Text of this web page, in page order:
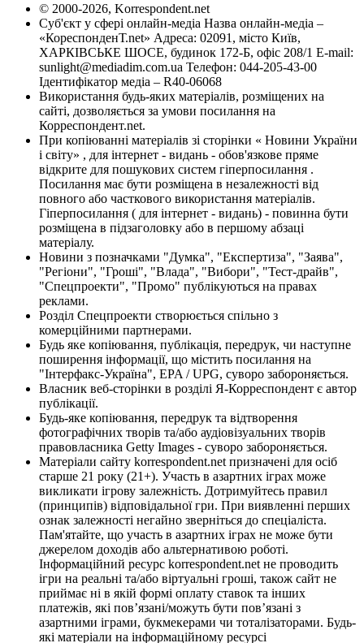
© 2000-2026, Korrespondent.net
Суб'єкт у сфері онлайн-медіа Назва онлайн-медіа –
«КореспонденТ.net» Адреса: 02091, місто Київ,
ХАРКІВСЬКЕ ШОСЕ, будинок 172-Б, офіс 208/1 E-mail:
sunlight@mediadim.com.ua Телефон: 044-205-43-00
Ідентифікатор медіа – R40-06068
Використання будь-яких матеріалів, розміщених на
сайті, дозволяється за умови посилання на
Корреспондент.net.
При копіюванні матеріалів зі сторінки « Новини України
і світу» , для інтернет - видань - обов'язкове пряме
відкрите для пошукових систем гіперпосилання .
Посилання має бути розміщена в незалежності від
повного або часткового використання матеріалів.
Гіперпосилання ( для інтернет - видань) - повинна бути
розміщена в підзаголовку або в першому абзаці
матеріалу.
Новини з позначками "Думка", "Експертиза", "Заява",
"Регіони", "Гроші", "Влада", "Вибори", "Тест-драйв",
"Спецпроекти", "Промо" публікуються на правах
реклами.
Розділ Спецпроекти створюється спільно з
комерційними партнерами.
Будь яке копіювання, публікація, передрук, чи наступне
поширення інформації, що містить посилання на
"Інтерфакс-Україна", EPA / UPG, суворо забороняється.
Власник веб-сторінки в розділі Я-Корреспондент є автор
публікації.
Будь-яке копіювання, передрук та відтворення
фотографічних творів та/або аудіовізуальних творів
правовласника Getty Images - суворо забороняється.
Матеріали сайту korrespondent.net призначені для осіб
старше 21 року (21+). Участь в азартних іграх може
викликати ігрову залежність. Дотримуйтесь правил
(принципів) відповідальної гри. При виявленні перших
ознак залежності негайно зверніться до спеціаліста.
Пам'ятайте, що участь в азартних іграх не може бути
джерелом доходів або альтернативою роботі.
Інформаційний ресурс korrespondent.net не проводить
ігри на реальні та/або віртуальні гроші, також сайт не
приймає ні в якій формі оплату ставок та інших
платежів, які пов’язані/можуть бути пов’язані з
азартними іграми, букмекерами чи тоталізаторами. Будь-
які матеріали на інформаційному ресурсі